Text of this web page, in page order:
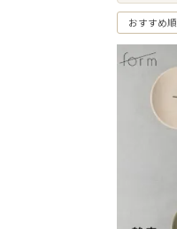
おすすめ順